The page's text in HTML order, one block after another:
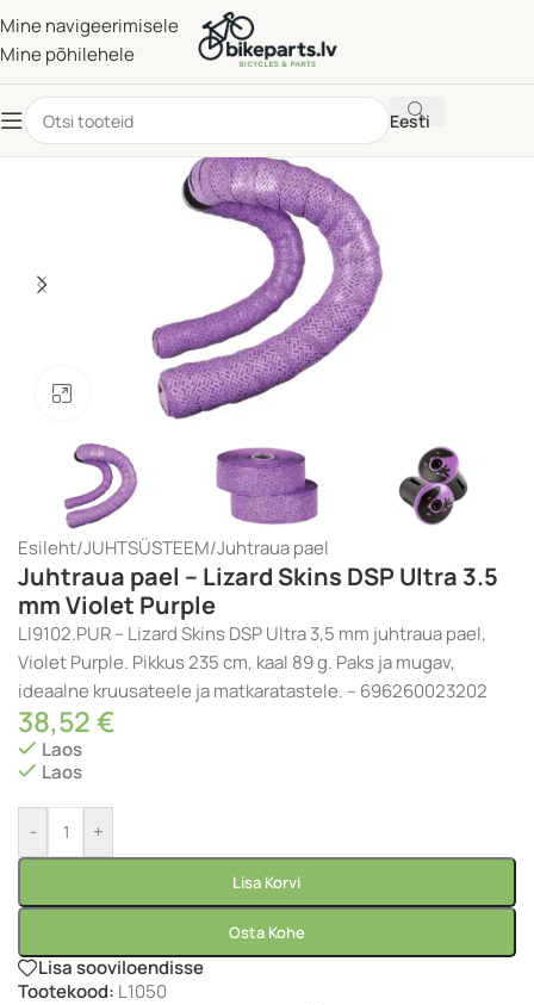
Mine navigeerimisele
Mine põhilehele
Eesti
Klõpsake suurendamiseks
Esileht/JUHTSÜSTEEM/Juhtraua pael
Juhtraua pael – Lizard Skins DSP Ultra 3.5
mm Violet Purple
LI9102.PUR – Lizard Skins DSP Ultra 3,5 mm juhtraua pael,
Violet Purple. Pikkus 235 cm, kaal 89 g. Paks ja mugav,
ideaalne kruusateele ja matkaratastele. – 696260023202
38,52€
Laos
Laos
- +
Lisa Korvi
Osta Kohe
Lisa sooviloendisse
Tootekood: L1050